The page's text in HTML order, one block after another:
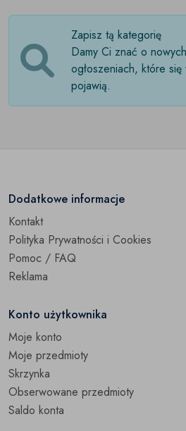
Skarpetki (0)
Zapisz tą kategorię
Damy Ci znać o nowych
ogłoszeniach, które się
pojawią.
Dodatkowe informacje
Kontakt
Polityka Prywatności i Cookies
Pomoc / FAQ
Reklama
Konto użytkownika
Moje konto
Moje przedmioty
Skrzynka
Obserwowane przedmioty
Saldo konta